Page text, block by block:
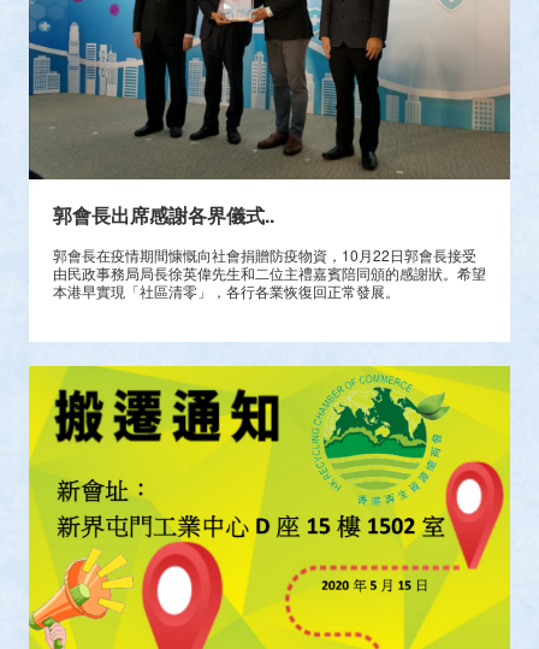
郭會長出席感謝各界儀式..
郭會長在疫情期間慷慨向社會捐贈防疫物資，10月22日郭會長接受
由民政事務局局長徐英偉先生和二位主禮嘉賓陪同頒的感謝狀。希望
本港早實現「社區清零」，各行各業恢復回正常發展。